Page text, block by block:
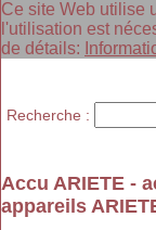
Ce site Web utilise
l'utilisation est
de détails:
Accu ARIETE -
appareils
Recherche :